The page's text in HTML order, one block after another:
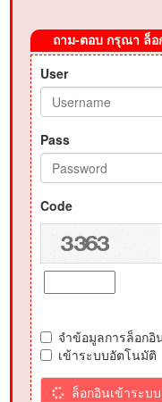
ถาม-ตอบ กรุณา ล็อ
User
Pass
Code
จำข้อมูลการล็อกอิ
เข้าระบบอัตโนมัติ
ล็อกอินเข้าระบบ